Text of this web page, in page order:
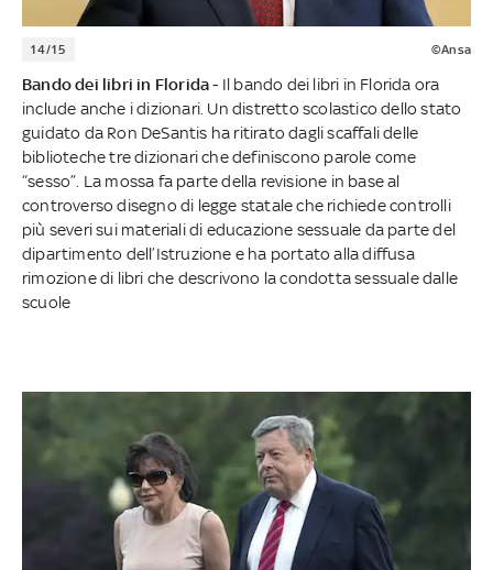
14/15 ©Ansa
Bando dei libri in Florida- Il bando dei libri in Florida ora
include anche i dizionari. Un distretto scolastico dello stato
guidato da Ron DeSantis ha ritirato dagli scaffali delle
biblioteche tre dizionari che definiscono parole come
“sesso”. La mossa fa parte della revisione in base al
controverso disegno di legge statale che richiede controlli
più severi sui materiali di educazione sessuale da parte del
dipartimento dell’Istruzione e ha portato alla diffusa
rimozione di libri che descrivono la condotta sessuale dalle
scuole